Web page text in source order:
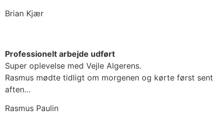
Brian Kjær
Professionelt arbejde udført
Super oplevelse med Vejle Algerens.
Rasmus mødte tidligt om morgenen og kørte først sent
aften…
Rasmus Paulin